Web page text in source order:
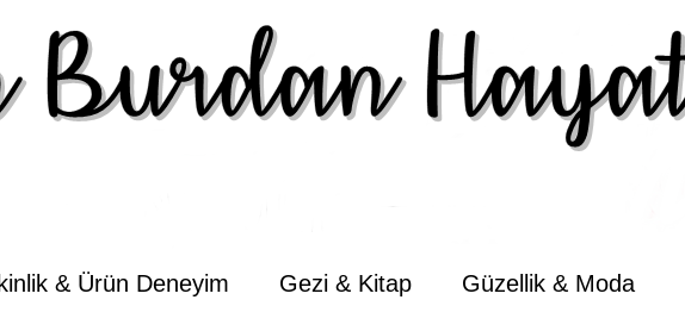
& Ürün Deneyim Gezi & Kitap Güzellik & Moda